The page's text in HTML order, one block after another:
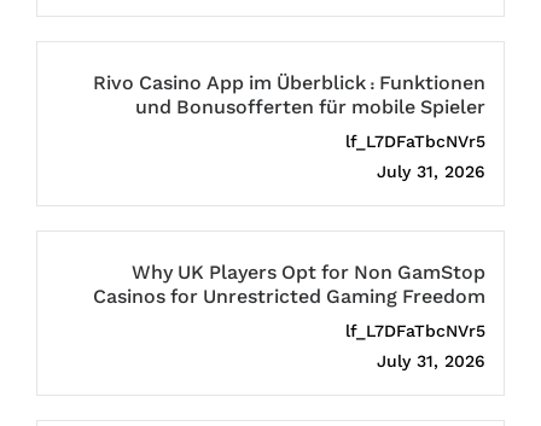
Rivo Casino App im Überblick : Funktionen
und Bonusofferten für mobile Spieler
lf_L7DFaTbcNVr5
July 31, 2026
Why UK Players Opt for Non GamStop
Casinos for Unrestricted Gaming Freedom
lf_L7DFaTbcNVr5
July 31, 2026